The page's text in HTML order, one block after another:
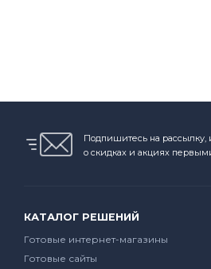
Подпишитесь на рассылку,
о скидках и акциях
КАТАЛОГ РЕШЕНИЙ
Готовые интернет-магазины
Готовые сайты